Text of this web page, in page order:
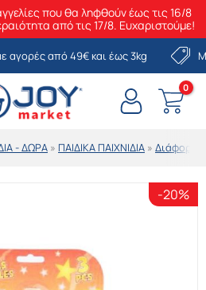
που θα ληφθούν έως τις 16/8
από τις 17/8. Ευχαριστούμε!
αγορές από 49€ και έως 3kg
- ΔΩΡΑ » ΠΑΙΔΙΚΑ ΠΑΙΧΝΙΔΙΑ » Διάφορα
-20%